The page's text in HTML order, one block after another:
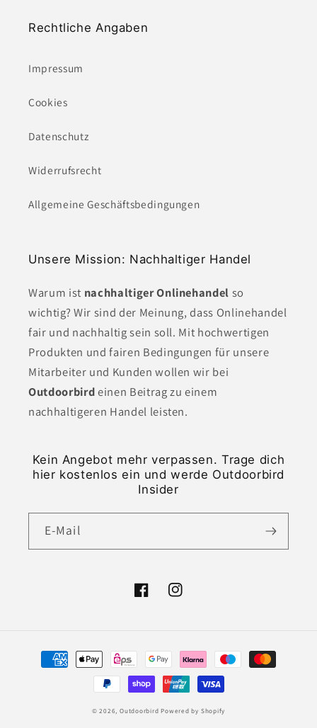
Rechtliche Angaben
Impressum
Cookies
Datenschutz
Widerrufsrecht
Allgemeine Geschäftsbedingungen
Unsere Mission: Nachhaltiger Handel
Warum ist nachhaltiger Onlinehandel so
wichtig? Wir sind der Meinung, dass Onlinehandel
fair und nachhaltig sein soll. Mit hochwertigen
Produkten und fairen Bedingungen für unsere
Mitarbeiter und Kunden wollen wir bei
Outdoorbirdeinen Beitrag zu einem
nachhaltigeren Handel leisten.
Kein Angebot mehr verpassen. Trage dich
hier kostenlos ein und werde Outdoorbird
Insider
E-Mail
FacebookInstagram
Zahlungsmethoden
© 2026,Outdoorbird Powered by Shopify